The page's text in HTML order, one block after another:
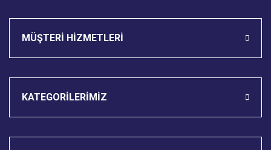
MÜŞTERİ HİZMETLERİ
KATEGORİLERİMİZ